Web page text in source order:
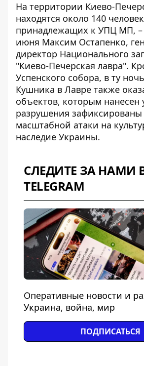
На территории Киево-
находятся около 140
принадлежащих к УПЦ МП, –
июня Максим Остапенко,
директор Национального
"Киево-Печерская лавра".
Успенского собора, в ту ночь
Кушника в Лавре также
объектов, которым нанесен
разрушения зафиксированы
масштабной атаки на
наследие Украины.
СЛЕДИТЕ ЗА НАМИ
TELEGRAM
Оперативные новости и
Украина, война, мир
ПОДПИСАТЬСЯ